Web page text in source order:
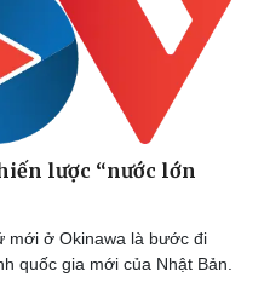
lược “nước lớn
mới ở Okinawa là bước đi
quốc gia mới của Nhật Bản.